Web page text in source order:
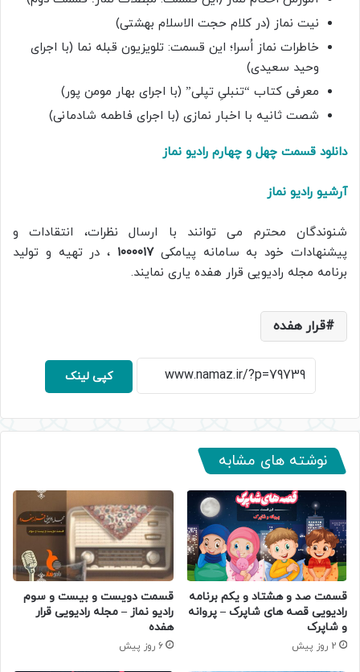
نیت نماز (در کلام حجت الاسلام بهشتی)
خاطرات نماز اُسرا؛ این قسمت: تلویزیون قبله نما (با اجرای
وحید سعیدی)
معرفی کتاب “تنبلیِ تپلی” (با اجرای بهار مومن پور)
شصت ثانیه با اخبار نمازی (با اجرای فاطمه شادمانی)
دانلود قسمت چهل و چهارم رادیو نماز
آرشیو رادیو نماز
شنوندگان محترم می توانند با ارسال نظرات، انتقادات و
پیشنهادات خود به سامانه پیامکی۱۰۰۰۰۱۷ ، در تهیه و تولید
برنامه مجله رادیویی قرار هفده یاری نمایند.
قرار هفده
کپی لینک
نوشته های مشابه
قسمت صد و هشتاد و یکم برنامه
رادیویی قصه های شاپرک – پروانه
و شاپرک
2 روز پیش
قسمت دویست و بیست و سوم
رادیو نماز – مجله رادیویی قرار
هفده
6 روز پیش